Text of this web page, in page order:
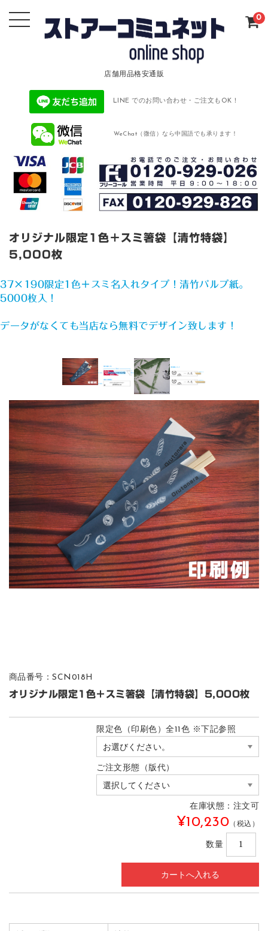
店舗用品格安通販
LINE でのお問い合わせ・ご注文もOK！
WeChat（微信）なら中国語でも承ります！
0
オリジナル限定1色＋スミ箸袋【清竹特袋】
5,000枚
37×190限定1色＋スミ名入れタイプ！清竹パルプ紙。
5000枚入！
データがなくても当店なら無料でデザイン致します！
商品番号：SCN018H
オリジナル限定1色＋スミ箸袋【清竹特袋】5,000枚
限定色（印刷色）全11色 ※下記参照
ご注文形態（版代）
在庫状態：注文可
¥10,230 （税込）
数量